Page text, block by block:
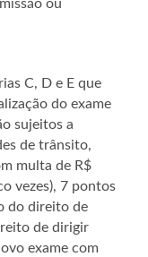
ou
C, D e E que
do exame
sujeitos a
de trânsito,
multa de R$
vezes), 7 pontos
do direito de
de dirigir
exame com